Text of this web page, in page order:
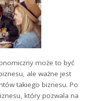
może to być
ale ważne jest
takiego biznesu. Po
który pozwala na